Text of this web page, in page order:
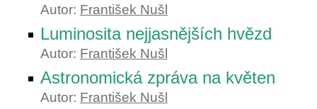
Autor: František Nušl
Luminosita nejjasnějších hvězd
Autor: František Nušl
Astronomická zpráva na květen
Autor: František Nušl